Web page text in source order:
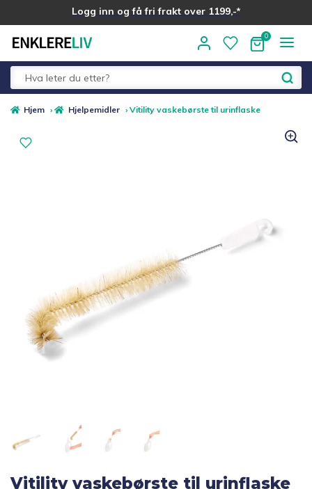
Logg inn og få fri frakt over 1199,-*
Alle kategorier
Medlemstilbud
Merker
Topp 10
Hjem › Hjelpemidler › Vitility vaskebørste til urinflaske
Vitility vaskebørste til urinflaske